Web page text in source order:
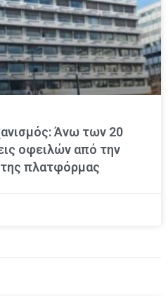
Άνω των 20
οφειλών από την
της πλατφόρμας